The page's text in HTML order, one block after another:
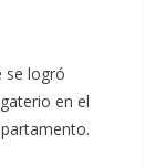
se logró
en el